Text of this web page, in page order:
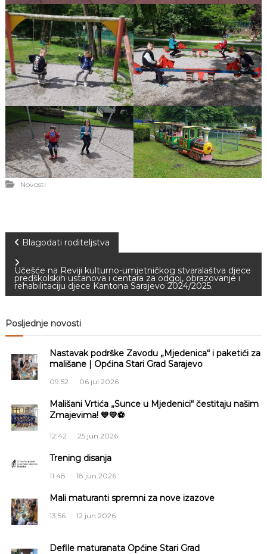
Novosti
N
a
v
i
g
a
c
č
Blagodati roditeljstva
Učešće na Reviji kulturno-umjetničkog stvaralaštva djece
predškolskih ustanova i centara za odgoj, obrazovanje i
rehabilitaciju djece Kantona Sarajevo 2024/2025.
Posljednje novosti
Nastavak podrške Zavodu „Mjedenica“ i paketići za
mališane | Općina Stari Grad Sarajevo
09:52 06 jul 2026
Mališani Vrtića „Sunce u Mjedenici“ čestitaju našim
Zmajevima! 💙💛⚽
12:42 25 jun 2026
Trening disanja
11:48 18 jun 2026
Mali maturanti spremni za nove izazove
13:56 12 jun 2026
Defile maturanata Općine Stari Grad